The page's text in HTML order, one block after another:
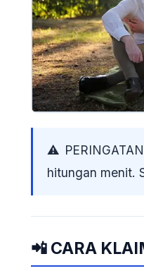
⚠️
hitungan menit.
📲 CARA